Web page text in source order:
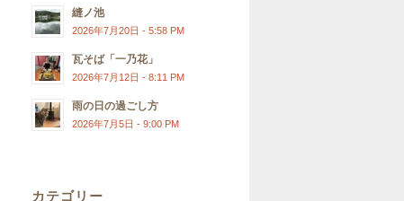
縫ノ池
2026年7月20日 - 5:58 PM
瓦そば「一乃花」
2026年7月12日 - 8:11 PM
雨の日の過ごし方
2026年7月5日 - 9:00 PM
カテゴリー